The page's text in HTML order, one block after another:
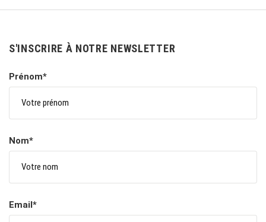
S'INSCRIRE À NOTRE NEWSLETTER
Prénom*
Nom*
Email*